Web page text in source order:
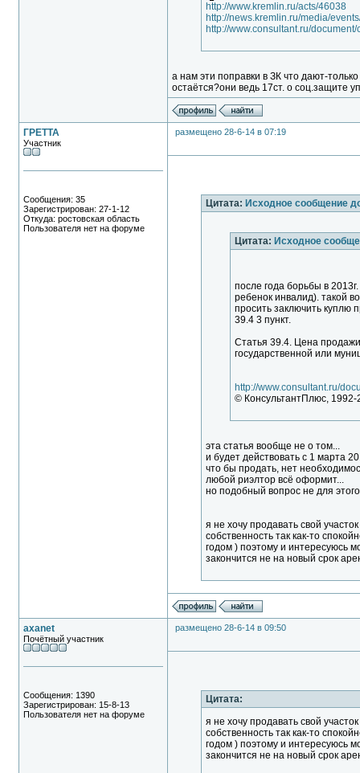
http://www.kremlin.ru/acts/46038
http://news.kremlin.ru/media/
http://www.consultant.ru/
а нам эти поправки в ЗК что дают-
остаётся?они ведь 17ст. о соц.защите
ГРЕТТА
Участник
Сообщения: 35
Зарегистрирован: 27-1-12
Откуда: ростовская область
Пользователя нет на форуме
размещено 28-6-14 в 07:19
Цитата: Исходное сообщение
Цитата: Исходное
после года борьбы в
ребенок инвалид). такой
просить заключить куплю
39.4 3 пункт.
Статья 39.4. Цена
государственной или
http://www.consultant.ru/
© КонсультантПлюс, 1992-
эта статья вообще не о том...
и будет действовать с 1 марта
что бы продать, нет
любой риэлтор всё оформит...
но подобный вопрос не для
я не хочу продавать свой
собственность так как-то
годом ) поэтому и интересуюсь
закончится не на новый срок
axanet
Почётный участник
Сообщения: 1390
Зарегистрирован: 15-8-13
Пользователя нет на форуме
размещено 28-6-14 в 09:50
Цитата:
я не хочу продавать свой
собственность так как-то
годом ) поэтому и интересуюсь
закончится не на новый срок